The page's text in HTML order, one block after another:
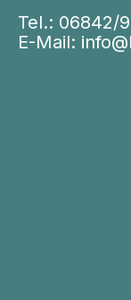
Tel.: 06842/
E-Mail: